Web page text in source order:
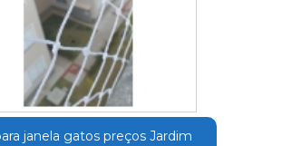
janela gatos preços Jardim